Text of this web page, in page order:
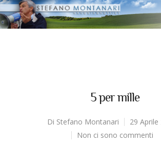
5 per mille
Di Stefano Montanari
29 Aprile
Non ci sono commenti